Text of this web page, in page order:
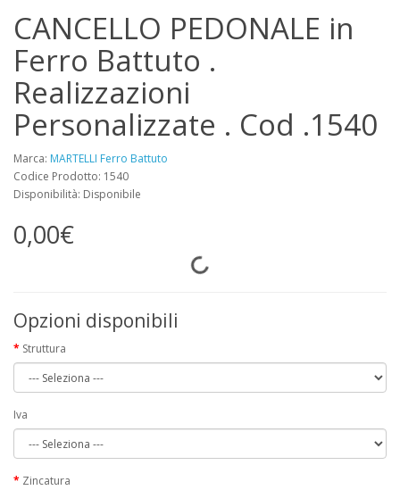
CANCELLO PEDONALE in
Ferro Battuto .
Realizzazioni
Personalizzate . Cod .1540
Marca: MARTELLI Ferro Battuto
Codice Prodotto: 1540
Disponibilità: Disponibile
0,00€
Opzioni disponibili
Struttura
Iva
Zincatura